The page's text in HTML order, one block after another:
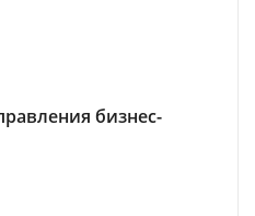
бизнес-